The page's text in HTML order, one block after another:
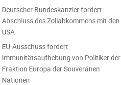
Deutscher Bundeskanzler fordert
Abschluss des Zollabkommens mit den
USA
EU-Ausschuss fordert
Immunitätsaufhebung von Politiker der
Fraktion Europa der Souveränen
Nationen